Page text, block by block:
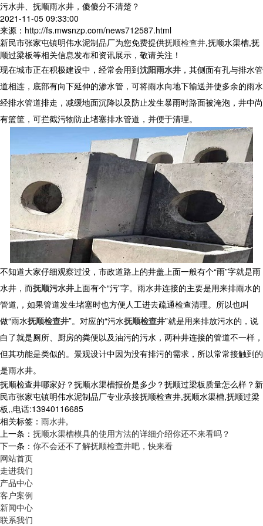
污水井、抚顺雨水井，傻傻分不清楚？
2021-11-05 09:33:00
来源：http://fs.mwsnzp.com/news712587.html
新民市张家屯镇明伟水泥制品厂为您免费提供抚顺检查井,抚顺水渠槽,抚
顺过梁板等相关信息发布和资讯展示，敬请关注！
现在城市正在积极建设中，经常会用到沈阳雨水井 ，其侧面有孔与排水管
道相连，底部有向下延伸的渗水管，可将雨水向地下输送并使多余的雨水
经排水管道排走，减缓地面沉降以及防止发生暴雨时路面被淹泡，井中尚
有篮筐，可拦截污物防止堵塞排水管道，并便于清理。
不知道大家仔细观察过没，市政道路上的井盖上面一般有个“雨”字就是雨
水井，而抚顺污水井上面有个“污”字。雨水井连接的主要是用来排雨水的
管道,，如果管道发生堵塞时也方便人工进去疏通检查清理。所以也叫
做“雨水抚顺检查井”。对应的“污水抚顺检查井”就是用来排放污水的，说
白了就是厕所、厨房的粪便以及油污的污水，两种井连接的管道不一样，
但其功能是类似的。景观设计中因为没有排污的需求，所以常常接触到的
是雨水井。
抚顺检查井哪家好？抚顺水渠槽报价是多少？抚顺过梁板质量怎么样？新
民市张家屯镇明伟水泥制品厂专业承接抚顺检查井,抚顺水渠槽,抚顺过梁
板,,电话:13940116685
相关标签： 雨水井,
上一条： 抚顺水渠槽模具的使用方法的详细介绍你还不来看吗？
下一条： 你不会还不了解抚顺检查井吧，快来看
网站首页
走进我们
产品中心
客户案例
新闻中心
联系我们